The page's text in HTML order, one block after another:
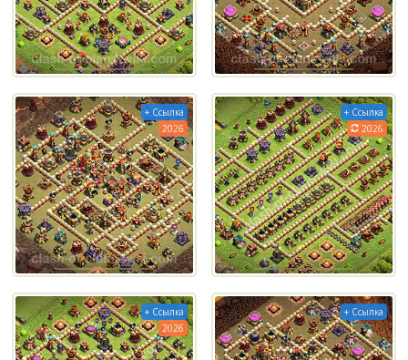
+ Ссылка
2026
+ Ссылка
2026
+ Ссылка
2026
+ Ссылка